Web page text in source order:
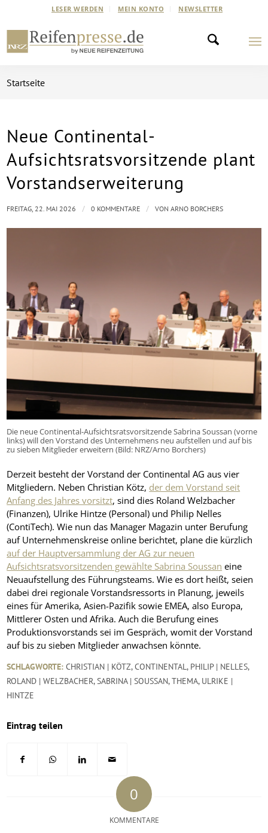
LESER WERDEN MEIN KONTO NEWSLETTER
Startseite
Neue Continental-
Aufsichtsratsvorsitzende plant
Vorstandserweiterung
Die neue Continental-Aufsichtsratsvorsitzende Sabrina Soussan (vorne
links) will den Vorstand des Unternehmens neu aufstellen und auf bis
zu sieben Mitglieder erweitern (Bild: NRZ/Arno Borchers)
Derzeit besteht der Vorstand der Continental AG aus vier
Mitgliedern. Neben Christian Kötz, der dem Vorstand seit
Anfang des Jahres vorsitzt, sind dies Roland Welzbacher
(Finanzen), Ulrike Hintze (Personal) und Philip Nelles
(ContiTech). Wie nun das Manager Magazin unter Berufung
auf Unternehmenskreise online berichtet, plane die kürzlich
auf der Hauptversammlung der AG zur neuen
Aufsichtsratsvorsitzenden gewählte Sabrina Soussan eine
Neuaufstellung des Führungsteams. Wie es dort heißt, seien
dabei drei regionale Vorstandsressorts in Planung, jeweils
eines für Amerika, Asien-Pazifik sowie EMEA, also Europa,
Mittlerer Osten und Afrika. Auch die Berufung eines
Produktionsvorstands sei im Gespräch, womit der Vorstand
auf bis zu sieben Mitglieder anwachsen könnte.
FREITAG, 22. MAI 2026 / 0 KOMMENTARE / VONARNO BORCHERS
SCHLAGWORTE: CHRISTIAN | KÖTZ,CONTINENTAL, PHILIP | NELLES,
ROLAND | WELZBACHER,SABRINA | SOUSSAN,THEMA, ULRIKE |
HINTZE
Eintrag teilen
0
KOMMENTARE